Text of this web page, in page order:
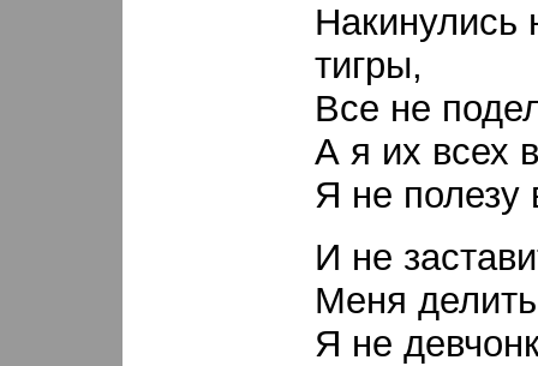
Накинулись
тигры,
Все не
А я их всех
Я не полезу
И не
Меня
Я не